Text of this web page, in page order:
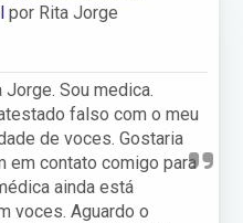
por Rita Jorge
Jorge. Sou medica.
falso com o meu
de voces. Gostaria
em contato comigo para
ainda está
voces. Aguardo o